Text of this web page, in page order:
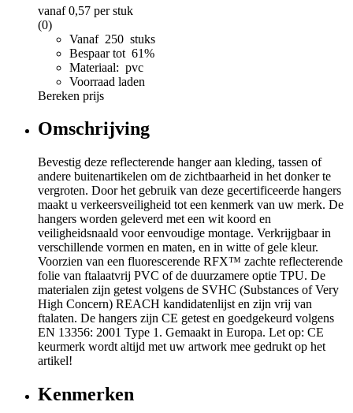
vanaf0,57 per stuk
(0)
Vanaf 250 stuks
Bespaar tot 61%
Materiaal: pvc
Voorraad laden
Bereken prijs
Omschrijving
Bevestig deze reflecterende hanger aan kleding, tassen of
andere buitenartikelen om de zichtbaarheid in het donker te
vergroten. Door het gebruik van deze gecertificeerde hangers
maakt u verkeersveiligheid tot een kenmerk van uw merk. De
hangers worden geleverd met een wit koord en
veiligheidsnaald voor eenvoudige montage. Verkrijgbaar in
verschillende vormen en maten, en in witte of gele kleur.
Voorzien van een fluorescerende RFX™ zachte reflecterende
folie van ftalaatvrij PVC of de duurzamere optie TPU. De
materialen zijn getest volgens de SVHC (Substances of Very
High Concern) REACH kandidatenlijst en zijn vrij van
ftalaten. De hangers zijn CE getest en goedgekeurd volgens
EN 13356: 2001 Type 1. Gemaakt in Europa. Let op: CE
keurmerk wordt altijd met uw artwork mee gedrukt op het
artikel!
Kenmerken